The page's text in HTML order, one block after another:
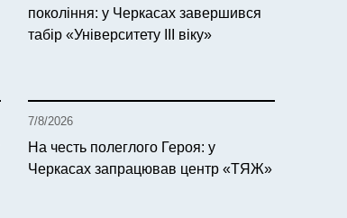
покоління: у Черкасах завершився
табір «Університету ІІІ віку»
7/8/2026
На честь полеглого Героя: у
Черкасах запрацював центр «ТЯЖ»